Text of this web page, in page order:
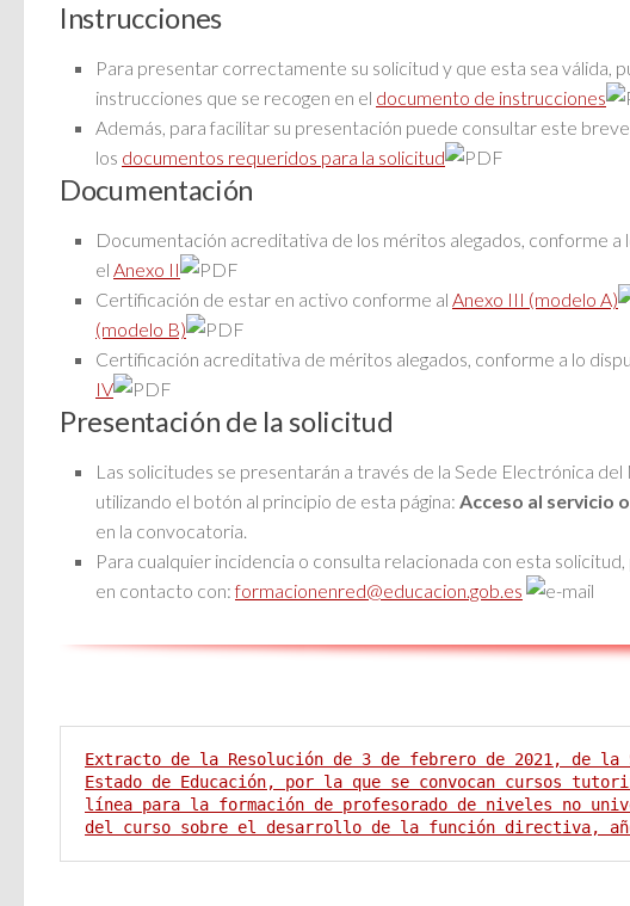
Instrucciones
Para presentar correctamente su solicitud y que esta sea válida,
instrucciones que se recogen en el documento de instrucciones
Además, para facilitar su presentación puede consultar este
los documentos requeridos para la solicitud
Documentación
Documentación acreditativa de los méritos alegados, conforme a
el Anexo II
Certificación de estar en activo conforme al Anexo III (modelo A)
(modelo B)
Certificación acreditativa de méritos alegados, conforme a lo
IV
Presentación de la solicitud
Las solicitudes se presentarán a través de la Sede Electrónica del
utilizando el botón al principio de esta página: Acceso al servicio
en la convocatoria.
Para cualquier incidencia o consulta relacionada con esta
en contacto con:formacionenred@educacion.gob.es
Extracto de la Resolución de 3 de febrero de 2021, de la
Estado de Educación, por la que se convocan cursos
línea para la formación de profesorado de niveles no
del curso sobre el desarrollo de la función directiva,